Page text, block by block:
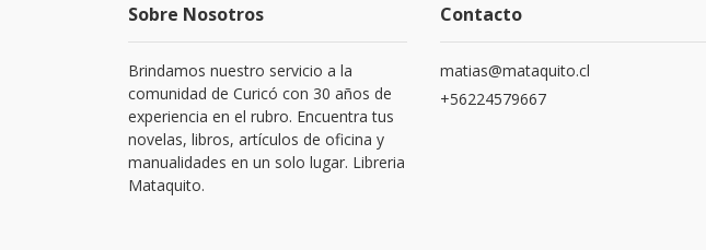
Sobre Nosotros
Brindamos nuestro servicio a la
comunidad de Curicó con 30 años de
experiencia en el rubro. Encuentra tus
novelas, libros, artículos de oficina y
manualidades en un solo lugar. Libreria
Mataquito.
Contacto
matias@mataquito.cl
+56224579667